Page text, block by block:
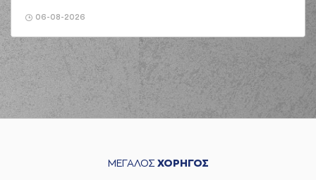
06-08-2026
ΜΕΓΑΛΟΣ ΧΟΡΗΓΟΣ